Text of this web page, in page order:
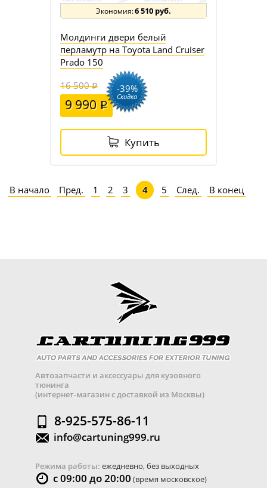
6 510 руб.
Молдинги двери белый
перламутр на Toyota Land Cruiser
Prado 150
16 500
9 990
-39%
Скидка
Купить
В начало Пред. 1 2 3 4 5 След. В конец
Автозапчасти и аксессуары для кузовного
тюнинга
(интернет-магазин с доставкой из Москвы)
8-925-575-86-11
info@cartuning999.ru
Режима работы: ежедневно, без выходных
с 09:00 до 20:00 (время московское)